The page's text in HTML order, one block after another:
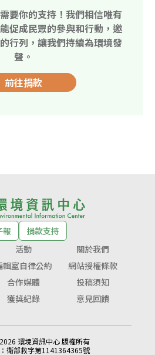
要你的支持！我們相信唯有
促成民眾的參與和行動，邀
行列，讓我們持續為環境發
聲。
前往捐款
報
捐款支持
活動
關於我們
輯室自律公約
網站授權條款
合作媒體
投稿須知
獲獎紀錄 意見回饋
環境資訊中心 版權所有
衛部救字第1141364365號